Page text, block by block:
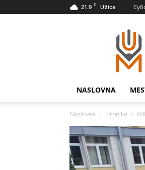
21.9 C Užice
NASLOVNA
Naslovna Hronika